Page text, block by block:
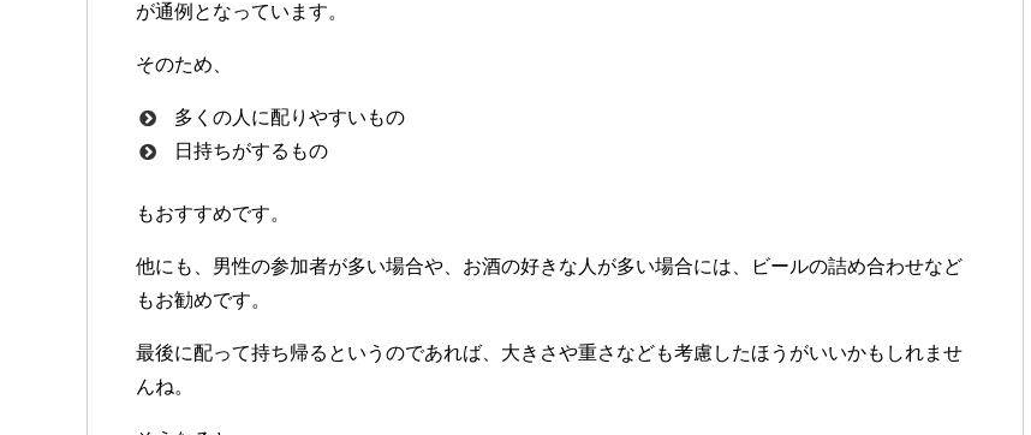
が通例となっています。
そのため、
多くの人に配りやすいもの
日持ちがするもの
もおすすめです。
他にも、男性の参加者が多い場合や、お酒の好きな人が多い場合には、ビールの詰め合わせなど
もお勧めです。
最後に配って持ち帰るというのであれば、大きさや重さなども考慮したほうがいいかもしれませ
んね。